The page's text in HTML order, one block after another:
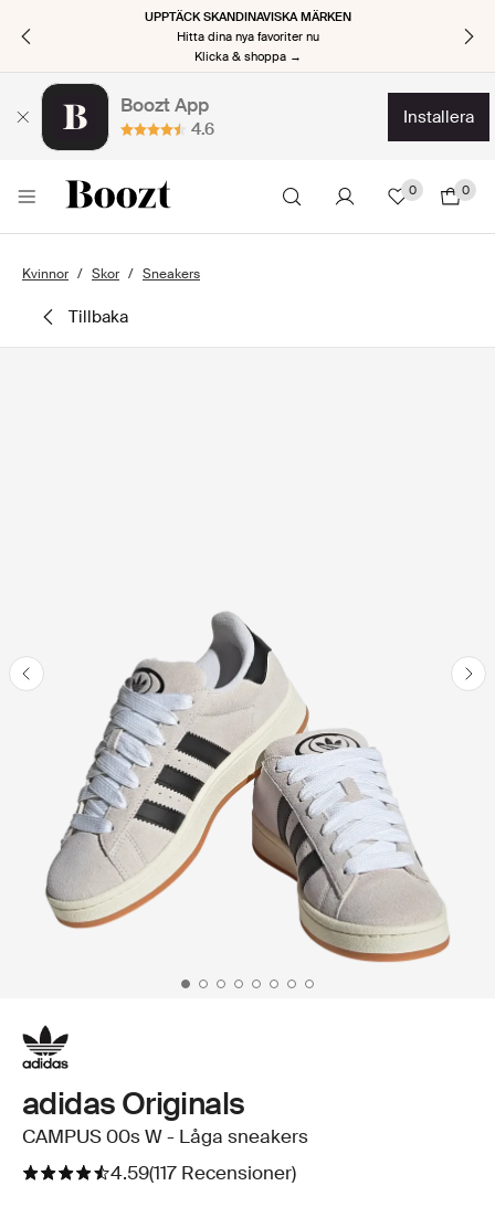
UPPTÄCK SKANDINAVISKA MÄRKEN
Hitta dina nya favoriter nu
Klicka & shoppa →
Boozt App
4.6
installera
0 0
Kvinnor Skor Sneakers
tillbaka
adidas Originals
CAMPUS 00s W - Låga sneakers
4.59(117 Recensioner)